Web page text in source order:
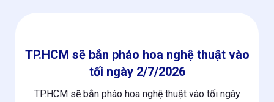
TP.HCM sẽ bắn pháo hoa nghệ thuật vào
tối ngày 2/7/2026
TP.HCM sẽ bắn pháo hoa nghệ thuật vào tối ngày